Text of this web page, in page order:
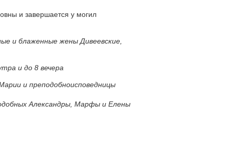
и завершается у могил
и блаженные жены Дивеевские,
и до 8 вечера
и преподобноисповедницы
Александры, Марфы и Елены